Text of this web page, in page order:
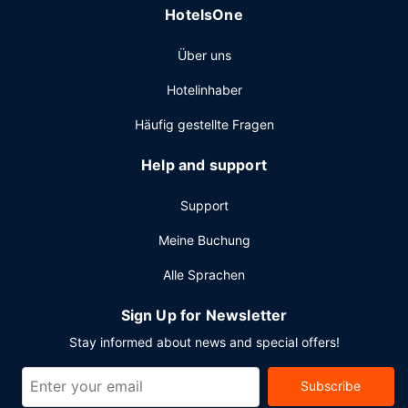
Businesscenter, ein Express-Check-in und ein
HotelsOne
Über uns
Hotelinhaber
Häufig gestellte Fragen
Help and support
Support
Meine Buchung
Alle Sprachen
Sign Up for Newsletter
Stay informed about news and special offers!
Subscribe